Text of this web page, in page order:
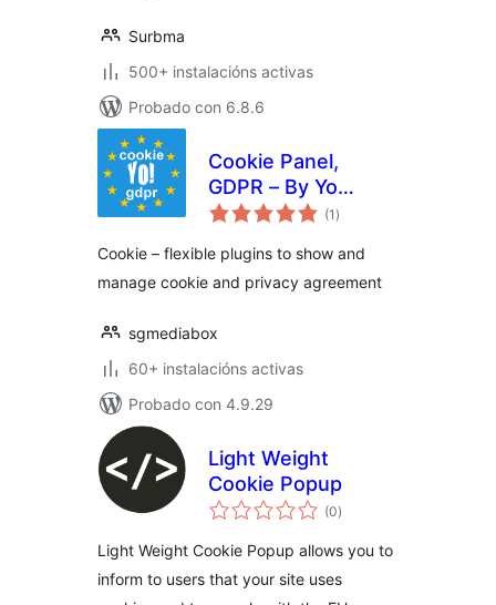
Surbma
500+ instalacións activas
Probado con 6.8.6
Cookie Panel,
GDPR – By Yo
Cookie Team
(1 valoracións
totais
)
Сookie – flexible plugins to show and
manage cookie and privacy agreement
sgmediabox
60+ instalacións activas
Probado con 4.9.29
Light Weight
Cookie Popup
(0valoracións
totais
)
Light Weight Cookie Popup allows you to
inform to users that your site uses